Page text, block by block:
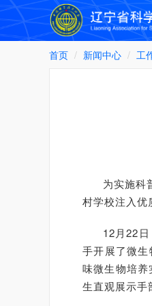
首页 新闻中心 工
为实施科
村学校注入优
12月22
手开展了微
味微生物培
生直观展示手